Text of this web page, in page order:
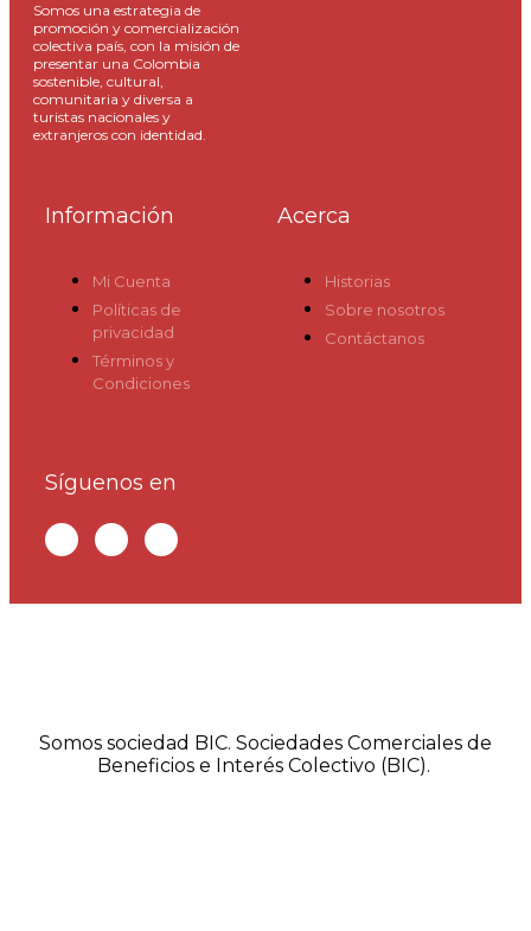
Somos una estrategia de
promoción y comercialización
colectiva país, con la misión de
presentar una Colombia
sostenible, cultural,
comunitaria y diversa a
turistas nacionales y
extranjeros con identidad.
Información
Mi Cuenta
Políticas de
privacidad
Términos y
Condiciones
Acerca
Historias
Sobre nosotros
Contáctanos
Síguenos en
Somos sociedad BIC. Sociedades Comerciales de
Beneficios e Interés Colectivo (BIC).